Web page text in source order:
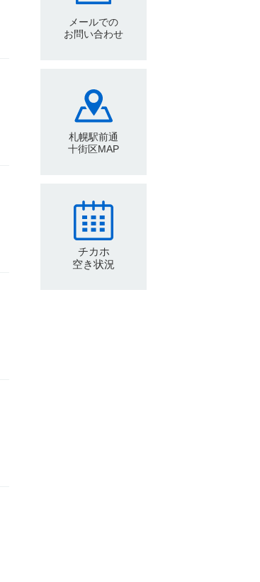
メールでの
お問い合わせ
札幌駅前通
十街区MAP
チカホ
空き状況